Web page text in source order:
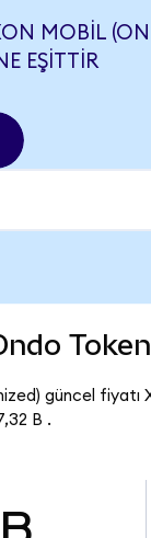
MOBIL
EŞITTIR
güncel fiyatı
B .